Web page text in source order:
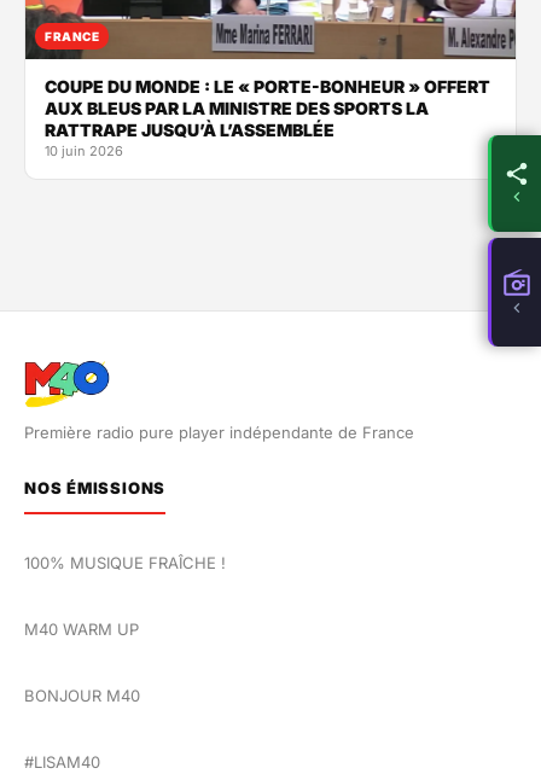
FRANCE
COUPE DU MONDE : LE « PORTE-BONHEUR » OFFERT
AUX BLEUS PAR LA MINISTRE DES SPORTS LA
RATTRAPE JUSQU’À L’ASSEMBLÉE
10 juin 2026
Première radio pure player indépendante de France
NOS ÉMISSIONS
100% MUSIQUE FRAÎCHE !
M40 WARM UP
BONJOUR M40
#LISAM40